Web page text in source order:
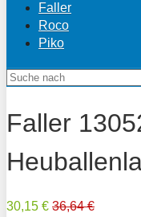
Faller
Roco
Piko
Faller
30,15 € 36,64 €